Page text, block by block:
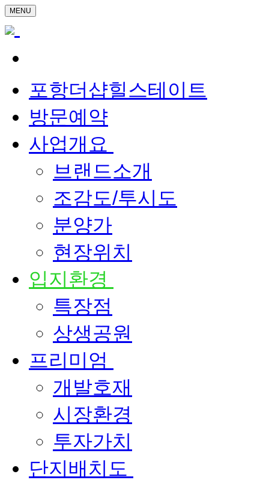
MENU
포항더샵힐스테이트
방문예약
사업개요
브랜드소개
조감도/투시도
분양가
현장위치
입지환경
특장점
상생공원
프리미엄
개발호재
시장환경
투자가치
단지배치도